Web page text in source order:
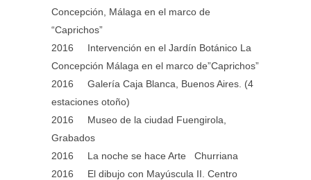
Concepción, Málaga en el marco de
“Caprichos”
2016 Intervención en el Jardín Botánico La
Concepción Málaga en el marco de”Caprichos”
2016 Galería Caja Blanca, Buenos Aires. (4
estaciones otoño)
2016 Museo de la ciudad Fuengirola,
Grabados
2016 La noche se hace Arte Churriana
2016 El dibujo con Mayúscula II. Centro